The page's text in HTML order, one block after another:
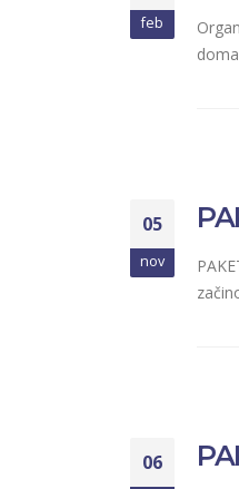
feb
05
nov
06